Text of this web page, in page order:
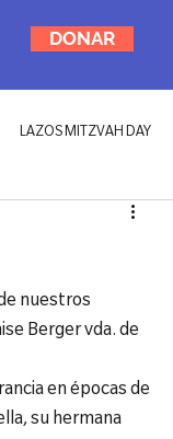
DONAR
LAZOS MITZVAH DAY
nuestros
Berger vda. de
en épocas de
su hermana